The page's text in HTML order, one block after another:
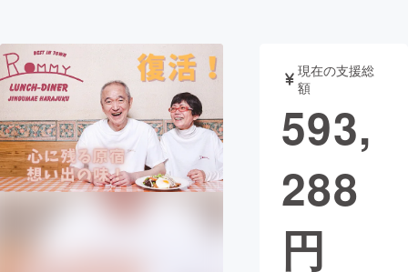
テクノロジー・ガジェット
映像・映画 書籍・雑誌
ビジネス・起業 チャレンジ
現在の支援総
額
593,
288
円